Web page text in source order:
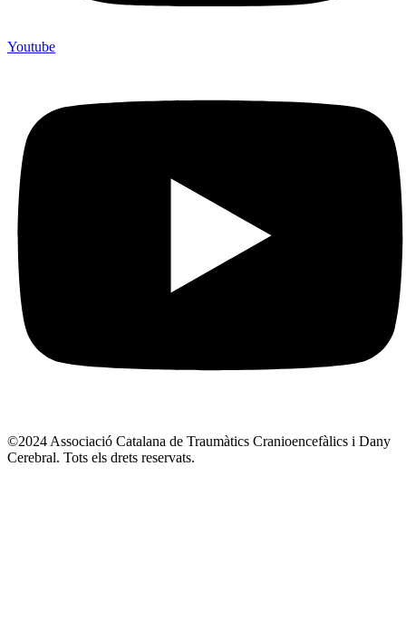
Youtube
©2024 Associació Catalana de Traumàtics Cranioencefàlics i Dany
Cerebral. Tots els drets reservats.